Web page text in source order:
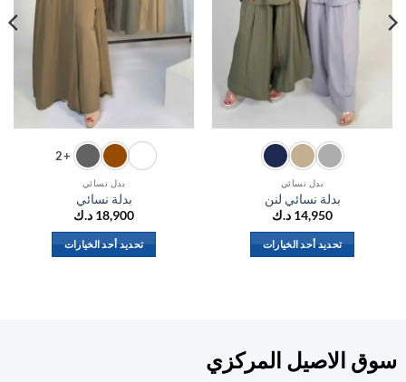
بدل نسائي
بدلة نسائي لنن
14,950د.ك
تحديد أحد الخيارات
لهذا
+2
بدل نسائي
بدلة نسائي
18,900د.ك
تحديد أحد الخيارات
الاصيل المركزي